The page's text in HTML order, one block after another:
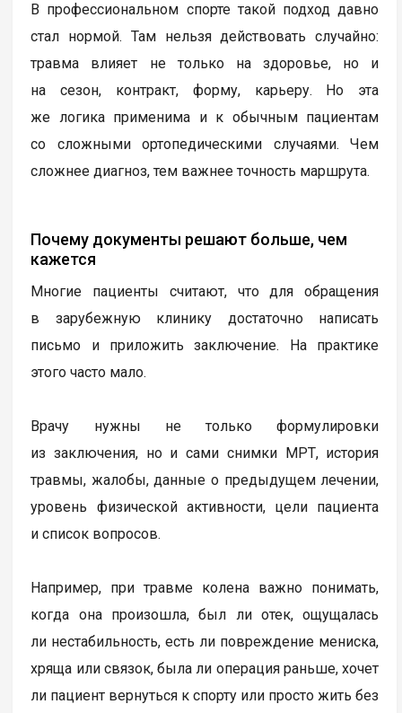
В профессиональном спорте такой подход давно
стал нормой. Там нельзя действовать случайно:
травма влияет не только на здоровье, но и
на сезон, контракт, форму, карьеру. Но эта
же логика применима и к обычным пациентам
со сложными ортопедическими случаями. Чем
сложнее диагноз, тем важнее точность маршрута.
Почему документы решают больше, чем
кажется
Многие пациенты считают, что для обращения
в зарубежную клинику достаточно написать
письмо и приложить заключение. На практике
этого часто мало.
Врачу нужны не только формулировки
из заключения, но и сами снимки МРТ, история
травмы, жалобы, данные о предыдущем лечении,
уровень физической активности, цели пациента
и список вопросов.
Например, при травме колена важно понимать,
когда она произошла, был ли отек, ощущалась
ли нестабильность, есть ли повреждение мениска,
хряща или связок, была ли операция раньше, хочет
ли пациент вернуться к спорту или просто жить без